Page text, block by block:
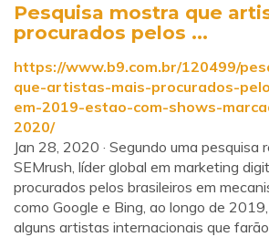
Pesquisa mostra que
procurados pelos ...
https://www.b9.com.br/120499/
que-artistas-mais-procurados-
em-2019-estao-com-shows-
2020/
Jan 28, 2020 · Segundo uma pesquisa
SEMrush, líder global em marketing
procurados pelos brasileiros em
como Google e Bing, ao longo de
alguns artistas internacionais que